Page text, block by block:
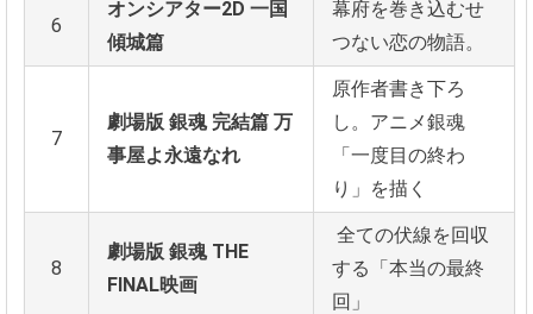
6
オンシアター2D 一国
傾城篇
幕府を巻き込むせ
つない恋の物語。
7
劇場版 銀魂 完結篇 万
事屋よ永遠なれ
原作者書き下ろ
し。アニメ銀魂
「一度目の終わ
り」を描く
8
劇場版 銀魂 THE
FINAL映画
全ての伏線を回収
する「本当の最終
回」